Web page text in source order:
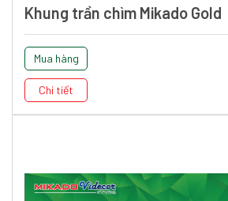
Khung trần chìm Mikado Gold
Mua hàng
Chi tiết